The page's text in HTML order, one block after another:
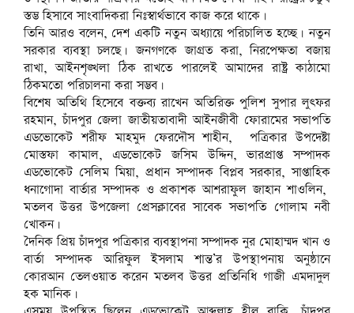
স্তম্ভ হিসাবে সাংবাদিকরা নিঃস্বার্থভাবে কাজ করে থাকে।
তিনি আরও বলেন, দেশ একটি নতুন অধ্যায়ে পরিচালিত হচ্ছে। নতুন
সরকার ব্যবস্থা চলছে। জনগণকে জাগ্রত করা, নিরপেক্ষতা বজায়
রাখা, আইনশৃঙ্খলা ঠিক রাখতে পারলেই আমাদের রাষ্ট্র কাঠামো
ঠিকমতো পরিচালনা করা সম্ভব।
বিশেষ অতিথি হিসেবে বক্তব্য রাখেন অতিরিক্ত পুলিশ সুপার লুৎফর
রহমান, চাঁদপুর জেলা জাতীয়তাবাদী আইনজীবী ফোরামের সভাপতি
এডভোকেট শরীফ মাহমুদ ফেরদৌস শাহীন, পত্রিকার উপদেষ্টা
মোস্তফা কামাল, এডভোকেট জসিম উদ্দিন, ভারপ্রাপ্ত সম্পাদক
এডভোকেট সেলিম মিয়া, প্রধান সম্পাদক বিপ্লব সরকার, সাপ্তাহিক
ধনাগোদা বার্তার সম্পাদক ও প্রকাশক আশরাফুল জাহান শাওলিন,
মতলব উত্তর উপজেলা প্রেসক্লাবের সাবেক সভাপতি গোলাম নবী
খোকন।
দৈনিক প্রিয় চাঁদপুর পত্রিকার ব্যবস্থাপনা সম্পাদক নুর মোহাম্মদ খান ও
বার্তা সম্পাদক আরিফুল ইসলাম শান্ত’র উপস্থাপনায় অনুষ্ঠানে
কোরআন তেলওয়াত করেন মতলব উত্তর প্রতিনিধি গাজী এমদাদুল
হক মানিক।